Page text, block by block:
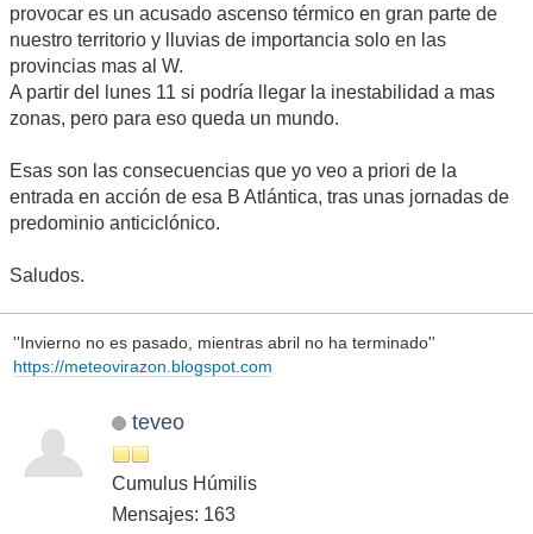
provocar es un acusado ascenso térmico en gran parte de
nuestro territorio y lluvias de importancia solo en las
provincias mas al W.
A partir del lunes 11 si podría llegar la inestabilidad a mas
zonas, pero para eso queda un mundo.
Esas son las consecuencias que yo veo a priori de la
entrada en acción de esa B Atlántica, tras unas jornadas de
predominio anticiclónico.
Saludos.
''Invierno no es pasado, mientras abril no ha terminado''
https://meteovirazon.blogspot.com
teveo
Cumulus Húmilis
Mensajes: 163